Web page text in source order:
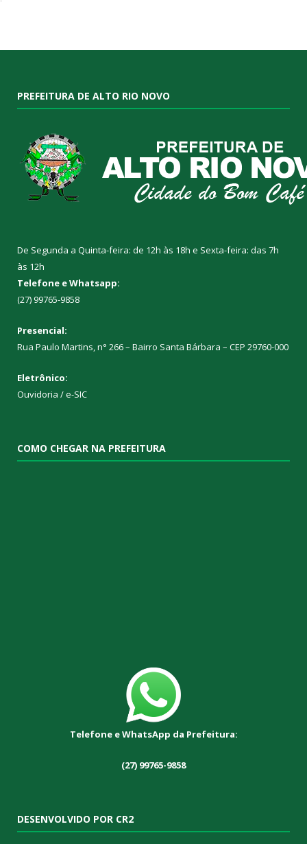
PREFEITURA DE ALTO RIO NOVO
De Segunda a Quinta-feira: de 12h às 18h e Sexta-feira: das 7h
às 12h
Telefone e Whatsapp:
(27) 99765-9858
Presencial:
Rua Paulo Martins, n° 266 – Bairro Santa Bárbara – CEP 29760-000
Eletrônico:
Ouvidoria /e-SIC
COMO CHEGAR NA PREFEITURA
Telefone e WhatsApp da Prefeitura:
(27) 99765-9858
DESENVOLVIDO POR CR2